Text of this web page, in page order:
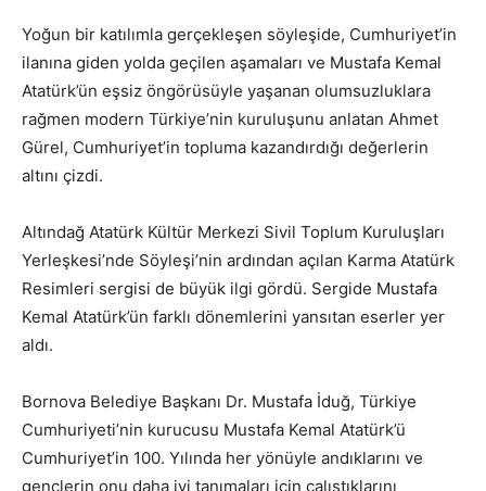
Yoğun bir katılımla gerçekleşen söyleşide, Cumhuriyet’in
ilanına giden yolda geçilen aşamaları ve Mustafa Kemal
Atatürk’ün eşsiz öngörüsüyle yaşanan olumsuzluklara
rağmen modern Türkiye’nin kuruluşunu anlatan Ahmet
Gürel, Cumhuriyet’in topluma kazandırdığı değerlerin
altını çizdi.
Altındağ Atatürk Kültür Merkezi Sivil Toplum Kuruluşları
Yerleşkesi’nde Söyleşi’nin ardından açılan Karma Atatürk
Resimleri sergisi de büyük ilgi gördü. Sergide Mustafa
Kemal Atatürk’ün farklı dönemlerini yansıtan eserler yer
aldı.
Bornova Belediye Başkanı Dr. Mustafa İduğ, Türkiye
Cumhuriyeti’nin kurucusu Mustafa Kemal Atatürk’ü
Cumhuriyet’in 100. Yılında her yönüyle andıklarını ve
gençlerin onu daha iyi tanımaları için çalıştıklarını